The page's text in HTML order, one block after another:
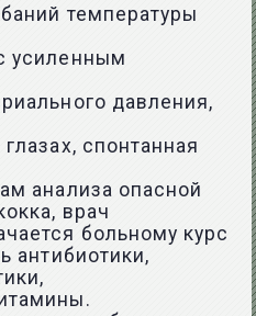
температуры
усиленным
давления,
спонтанная
анализа опасной
врач
больному курс
антибиотики,